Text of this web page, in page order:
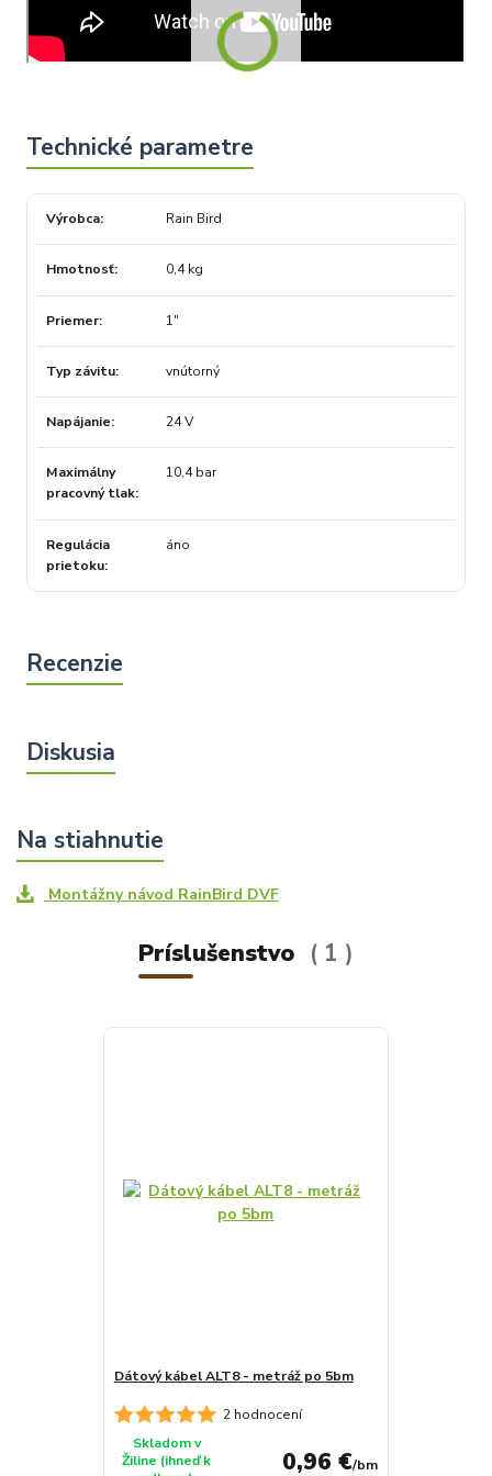
Výrobca Rain Bird
Hmotnosť 0,4 kg
Priemer 1"
Typ závitu vnútorný
Napájanie 24 V
Maximálny
pracovný tlak
10,4 bar
Regulácia
prietoku
áno
Montážny návod RainBird DVF
Príslušenstvo 1
2 hodnocení
Dátový kábel ALT8 - metráž po 5bm
0,96 €/bm
Skladom v
Žiline (ihneď k